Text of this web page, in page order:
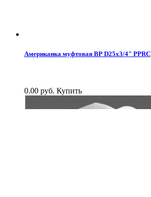
Американка муфтовая ВР D25x3/4" PPRC
0.00 руб. Купить